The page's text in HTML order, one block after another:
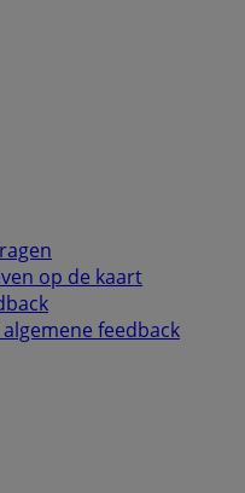
op de kaart
feedback